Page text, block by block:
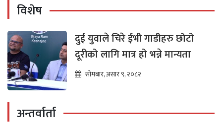
विशेष
दुई युवाले चिरे ईभी गाडीहरु छोटो
दूरीको लागि मात्र हो भन्ने मान्यता
सोमबार, असार ९, २०८२
अन्तर्वार्ता